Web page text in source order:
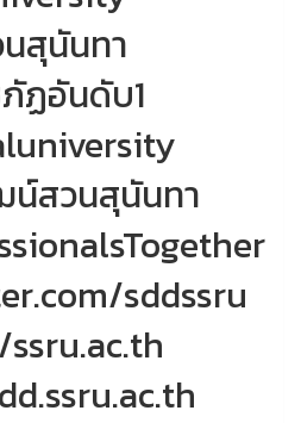
สุนันทา
ฏอันดับ1
สวนสุนันทา
sddssru